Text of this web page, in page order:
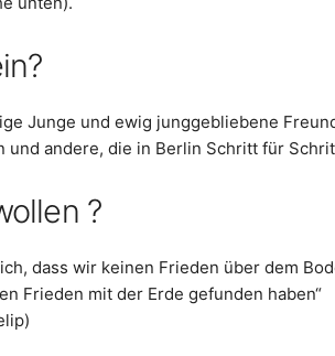
Junge und ewig junggebliebene
und andere, die in Berlin Schritt für
?
dass wir keinen Frieden über dem
Frieden mit der Erde gefunden haben“